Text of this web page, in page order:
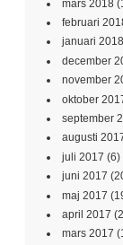
mars 2018
februari
januari 2018
december
november
oktober
september
augusti
juli 2017 (6)
juni 2017
maj 2017
april 2017
mars 2017